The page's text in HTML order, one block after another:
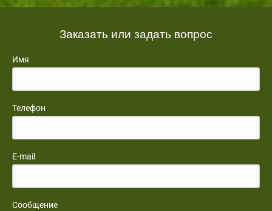
Заказать или задать вопрос
Имя
Телефон
E-mail
Сообщение